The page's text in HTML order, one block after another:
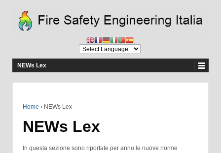
NEWs Lex
Home › NEWs Lex
NEWs Lex
In questa sezione sono riportate per anno le nuove norme